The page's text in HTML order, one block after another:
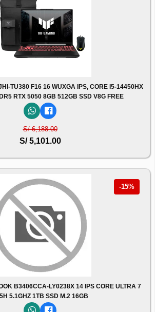
TU380 F16 16 WUXGA IPS, CORE I5-14450HX
RTX 5050 8GB 512GB SSD V8G FREE
S/ 6,188.00
S/ 5,101.00
-15%
B3406CCA-LY0238X 14 IPS CORE ULTRA 7
5.1GHZ 1TB SSD M.2 16GB